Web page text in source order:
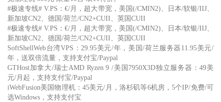
#极速专线# V.PS：€/月，超大带宽，美国(/CMIN2)、日本/软银/IIJ、
新加坡CN2、德国/荷兰/CN2+CUII、英国CUII
#极速专线# V.PS：€/月，超大带宽，美国(/CMIN2)、日本/软银/IIJ、
新加坡CN2、德国/荷兰/CN2+CUII、英国CUII
SoftShellWeb台湾VPS：29.95美元/年，美国/荷兰服务器11.95美元/
年，送双倍流量，支持支付宝/Paypal
GTHost加拿大/瑞士AMD Ryzen 9 /美国7950X3D独立服务器：49美
元/月起，支持支付宝/Paypal
iWebFusion美国物理机：45美元/月，洛杉矶等6机房，5个IP/免费/可
选Windows，支持支付宝